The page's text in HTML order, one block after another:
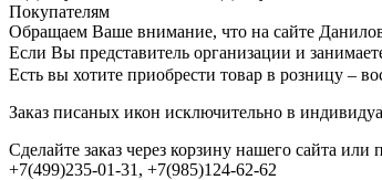
Покупателям
Обращаем Ваше внимание, что на сайте
Если Вы представитель организации и
Есть вы хотите приобрести товар в розницу –
Заказ писаных икон исключительно в
Сделайте заказ через корзину нашего сайта или
+7(499)235-01-31, +7(985)124-62-62